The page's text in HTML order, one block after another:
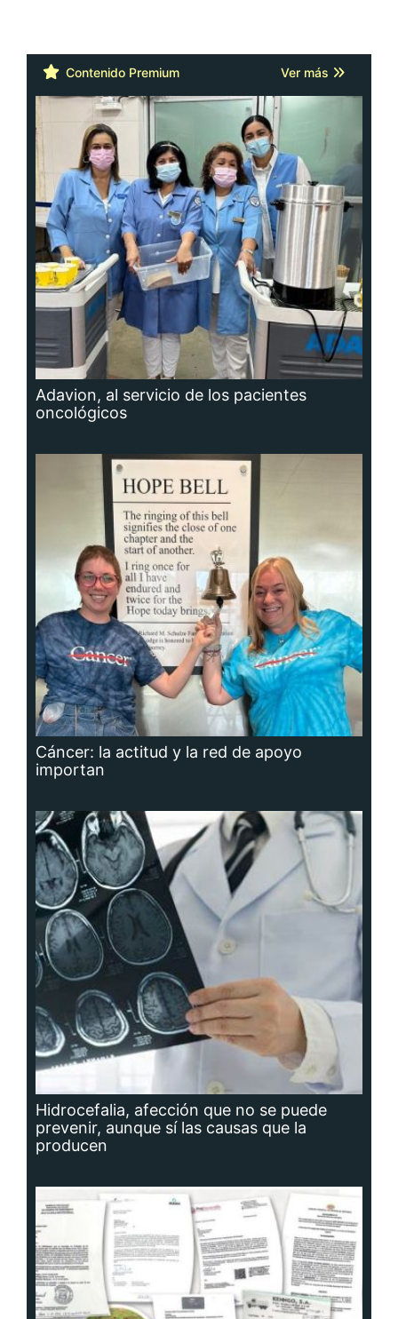
Adavion, al servicio de los pacientes
oncológicos
Cáncer: la actitud y la red de apoyo
importan
Hidrocefalia, afección que no se puede
prevenir, aunque sí las causas que la
producen